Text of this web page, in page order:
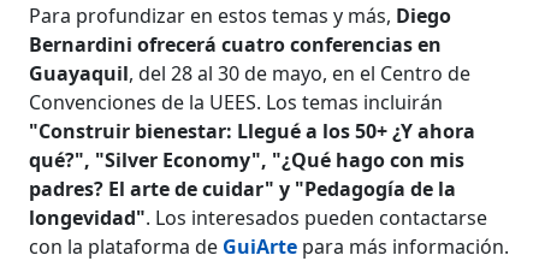
Para profundizar en estos temas y más, Diego
Bernardini ofrecerá cuatro conferencias en
Guayaquil, del 28 al 30 de mayo, en el Centro de
Convenciones de la UEES. Los temas incluirán
"Construir bienestar: Llegué a los 50+ ¿Y ahora
qué?", "Silver Economy", "¿Qué hago con mis
padres? El arte de cuidar" y "Pedagogía de la
longevidad". Los interesados pueden contactarse
con la plataforma de GuiArte para más información.